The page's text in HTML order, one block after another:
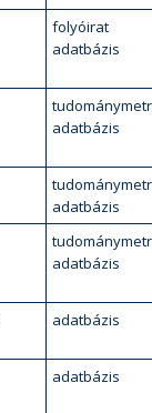
folyóirat
adatbázis
adatbázis
adatbázis
adatbázis
adatbázis
adatbázis